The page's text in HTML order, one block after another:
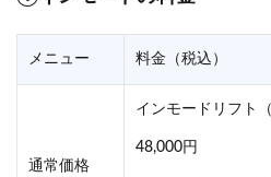
メニュー 料金（税込）
通常価格
インモードリフト
48,000円